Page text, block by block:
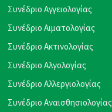
Συνέδριο Αγγειολογίας
Συνέδριο Αιματολογίας
Συνέδριο Ακτινολογίας
Συνέδριο Αλγολογίας
Συνέδριο Αλλεργιολογίας
Συνέδριο Αναισθησιολογίας